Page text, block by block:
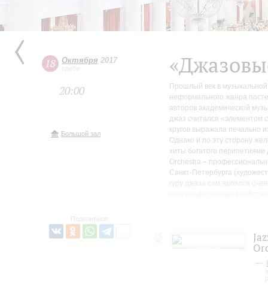
18 Октября 2017
среда
20:00
Большой зал
Поделиться:
Прошлый век в
неформального жанра
авторов академической
джаз считался «элементом
кругов выражала печально
Однако и по эту сторону
хиты богатого
Orchestra –
Санкт-Петербурга
гуру джаза сам являлся